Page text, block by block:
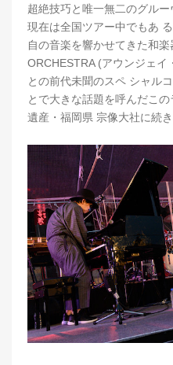
超絶技巧と唯一無二のグルー
現在は全国ツアー中でもあ
自の音楽を響かせてきた和
ORCHESTRA (アウンジェイ
との前代未聞のスペ シャル
とで大きな話題を呼んだこ
遺産・福岡県 宗像大社に続き